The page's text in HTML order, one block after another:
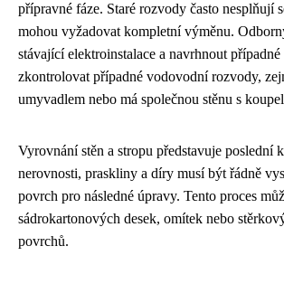
přípravné fáze. Staré rozvody často nesplňují
mohou vyžadovat kompletní výměnu.
stávající elektroinstalace a navrhnout
zkontrolovat případné vodovodní rozvody,
umyvadlem nebo má společnou stěnu s
Vyrovnání stěn a stropu představuje poslední
nerovnosti, praskliny a díry musí být řádně
povrch pro následné úpravy. Tento proces
sádrokartonových desek, omítek nebo
povrchů.